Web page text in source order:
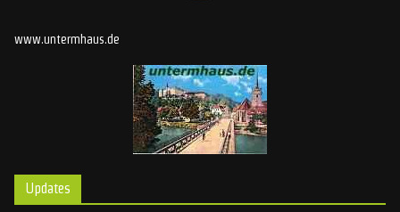
www.untermhaus.de
Updates